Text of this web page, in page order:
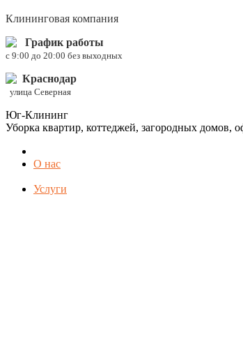
Клининговая компания
График работы
c 9:00 до 20:00 без выходных
Краснодар
улица Северная
Юг-Клининг
Уборка квартир, коттеджей, загородных домов,
О нас
Услуги